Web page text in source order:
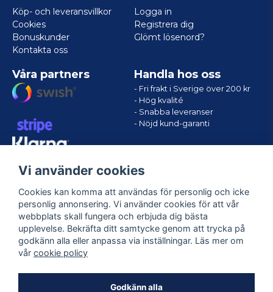
Köp- och leveransvillkor
Cookies
Bonuskunder
Kontakta oss
Logga in
Registrera dig
Glömt lösenord?
Våra partners Handla hos oss
- Fri frakt i Sverige över 200 kr
- Hög kvalité
- Snabba leveranser
- Nöjd kund-garanti
Följ oss
Vi använder cookies
Cookies kan komma att användas för personlig och icke
personlig annonsering. Vi använder cookies för att vår
webbplats skall fungera och erbjuda dig bästa
upplevelse. Bekräfta ditt samtycke genom att trycka på
godkänn alla eller anpassa via inställningar. Läs mer om
vår cookie policy
Godkänn alla